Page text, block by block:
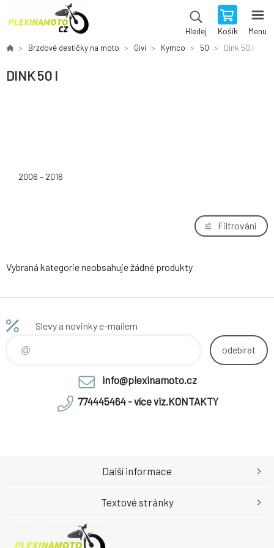
Hledej Košík Menu
Brzdové destičky na moto Givi Kymco 50 Dink 50 i
DINK 50 I
2006 – 2016
Filtrování
Vybraná kategorie neobsahuje žádné produkty
Slevy a novinky e-mailem
odebírat
info@plexinamoto.cz
774445464 - více viz.KONTAKTY
Další informace
Textové stránky